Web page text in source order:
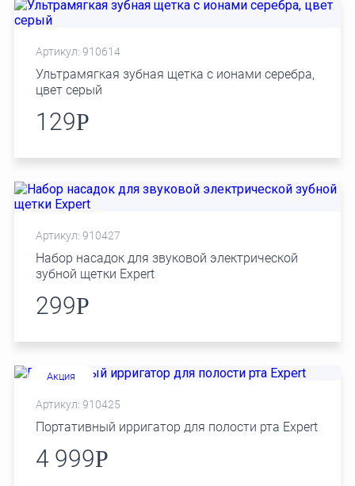
Артикул: 910614
Ультрамягкая зубная щетка с ионами серебра,
цвет серый
129Р
Артикул: 910427
Набор насадок для звуковой электрической
зубной щетки Expert
299Р
Акция
Артикул: 910425
Портативный ирригатор для полости рта Expert
4 999Р